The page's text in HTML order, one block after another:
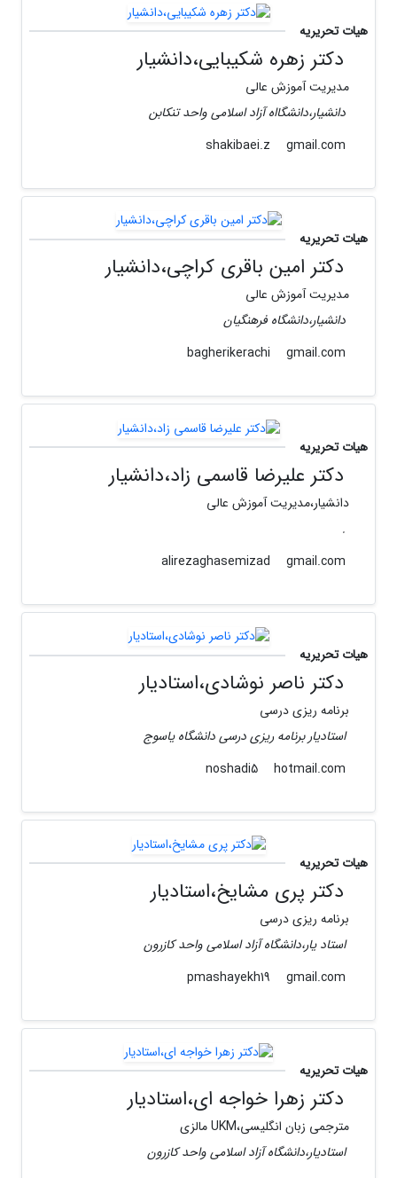
هیات تحریریه
دکتر زهره شکیبایی،دانشیار
مدیریت آموزش عالی
دانشیار،دانشگااه آزاد اسلامی واحد تنکابن
gmail.com
هیات تحریریه
دکتر امین باقری کراچی،دانشیار
مدیریت آموزش عالی
دانشیار،دانشگاه فرهنگیان
gmail.com
هیات تحریریه
دکتر علیرضا قاسمی زاد،دانشیار
دانشیار،مدیریت آموزش عالی
.
gmail.com
هیات تحریریه
دکتر ناصر نوشادی،استادیار
برنامه ریزی درسی
استادیار برنامه ریزی درسی دانشگاه یاسوج
hotmail.com
هیات تحریریه
دکتر پری مشایخ،استادیار
برنامه ریزی درسی
استاد یار،دانشگاه آزاد اسلامی واحد کازرون
gmail.com
هیات تحریریه
دکتر زهرا خواجه ای،استادیار
مترجمی زبان انگلیسی،UKM مالزی
استادیار،دانشگاه آزاد اسلامی واحد کازرون